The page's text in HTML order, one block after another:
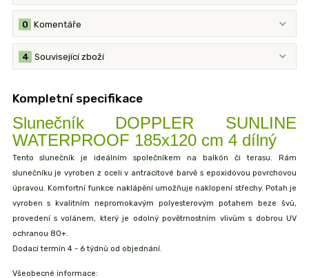
Komentáře
0
Související zboží
4
Kompletní specifikace
Slunečník DOPPLER SUNLINE
WATERPROOF 185x120 cm 4 dílný
Tento slunečník je ideálním společníkem na balkón či terasu. Rám
slunečníku je vyroben z oceli v antracitové barvě s epoxidovou povrchovou
úpravou. Komfortní funkce naklápění umožňuje naklopení střechy. Potah je
vyroben s kvalitním nepromokavým polyesterovým potahem beze švů,
provedení s volánem, který je odolný povětrnostním vlivům s dobrou UV
ochranou 80+.
Dodací termín 4 - 6 týdnů od objednání.
Všeobecné informace: